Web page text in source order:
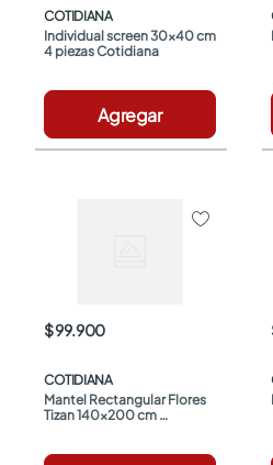
COTIDIANA
Individual screen 30x40 cm
4 piezas Cotidiana
Agregar
$ 99.900
COTIDIANA
Mantel Rectangular Flores
Tizan 140x200 cm